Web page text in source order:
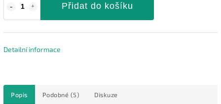
Přidat do košíku
Detailní informace
Popis Podobné (5) Diskuze